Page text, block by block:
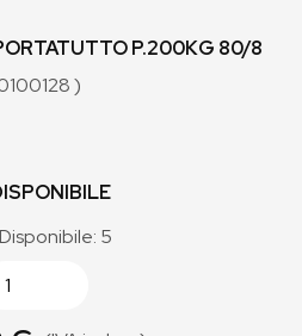
P.200KG 80/8
)
5